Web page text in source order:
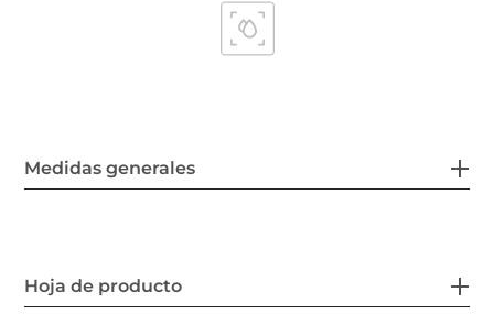
Medidas generales
Hoja de producto